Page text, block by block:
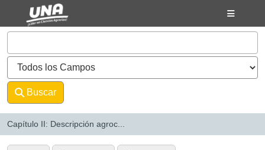
Saltar al contenido
VuFind
Buscar
Capítulo II: Descripción agroc...